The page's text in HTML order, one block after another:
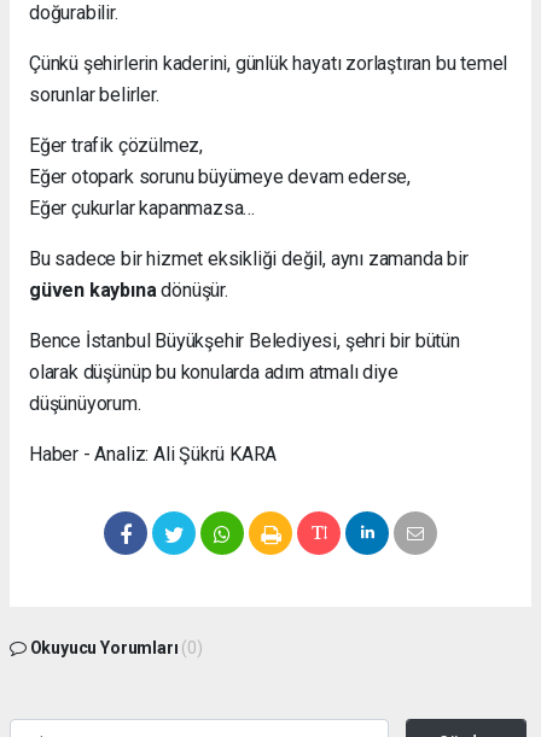
doğurabilir.
Çünkü şehirlerin kaderini, günlük hayatı zorlaştıran bu temel
sorunlar belirler.
Eğer trafik çözülmez,
Eğer otopark sorunu büyümeye devam ederse,
Eğer çukurlar kapanmazsa…
Bu sadece bir hizmet eksikliği değil, aynı zamanda bir
güven kaybınadönüşür.
Bence İstanbul Büyükşehir Belediyesi, şehri bir bütün
olarak düşünüp bu konularda adım atmalı diye
düşünüyorum.
Haber - Analiz: Ali Şükrü KARA
Okuyucu Yorumları (0)